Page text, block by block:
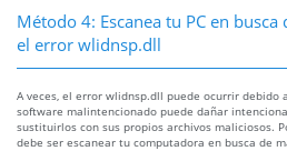
Método 4: Escanea tu PC en
el error wlidnsp.dll
A veces, el error wlidnsp.dll puede ocurrir debido
software malintencionado puede dañar
sustituirlos con sus propios archivos maliciosos.
debe ser escanear tu computadora en busca de